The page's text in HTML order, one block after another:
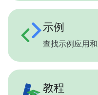
示例
查找示例应用和
教程